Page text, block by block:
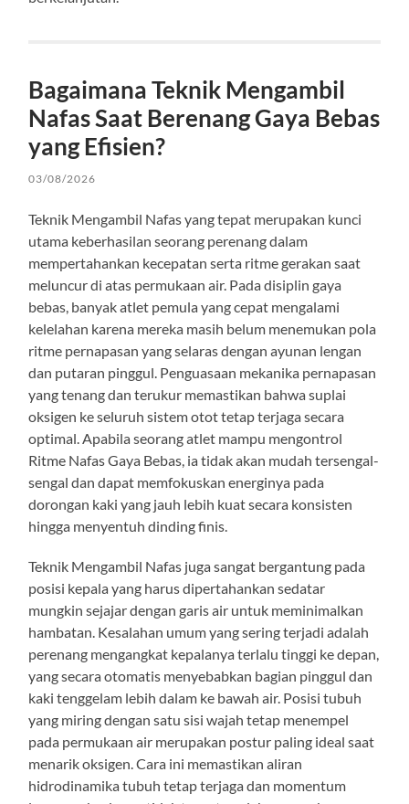
Bagaimana Teknik Mengambil
Nafas Saat Berenang Gaya Bebas
yang Efisien?
03/08/2026
Teknik Mengambil Nafas yang tepat merupakan kunci
utama keberhasilan seorang perenang dalam
mempertahankan kecepatan serta ritme gerakan saat
meluncur di atas permukaan air. Pada disiplin gaya
bebas, banyak atlet pemula yang cepat mengalami
kelelahan karena mereka masih belum menemukan pola
ritme pernapasan yang selaras dengan ayunan lengan
dan putaran pinggul. Penguasaan mekanika pernapasan
yang tenang dan terukur memastikan bahwa suplai
oksigen ke seluruh sistem otot tetap terjaga secara
optimal. Apabila seorang atlet mampu mengontrol
Ritme Nafas Gaya Bebas, ia tidak akan mudah tersengal-
sengal dan dapat memfokuskan energinya pada
dorongan kaki yang jauh lebih kuat secara konsisten
hingga menyentuh dinding finis.
Teknik Mengambil Nafas juga sangat bergantung pada
posisi kepala yang harus dipertahankan sedatar
mungkin sejajar dengan garis air untuk meminimalkan
hambatan. Kesalahan umum yang sering terjadi adalah
perenang mengangkat kepalanya terlalu tinggi ke depan,
yang secara otomatis menyebabkan bagian pinggul dan
kaki tenggelam lebih dalam ke bawah air. Posisi tubuh
yang miring dengan satu sisi wajah tetap menempel
pada permukaan air merupakan postur paling ideal saat
menarik oksigen. Cara ini memastikan aliran
hidrodinamika tubuh tetap terjaga dan momentum